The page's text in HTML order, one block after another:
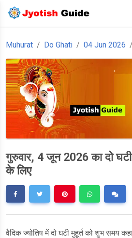
Muhurat Do Ghati 04 Jun 2026
गुरुवार, 4 जून 2026 का दो घटी
के लिए
वैदिक ज्योतिष में दो घटी मुहूर्त को शुभ समय